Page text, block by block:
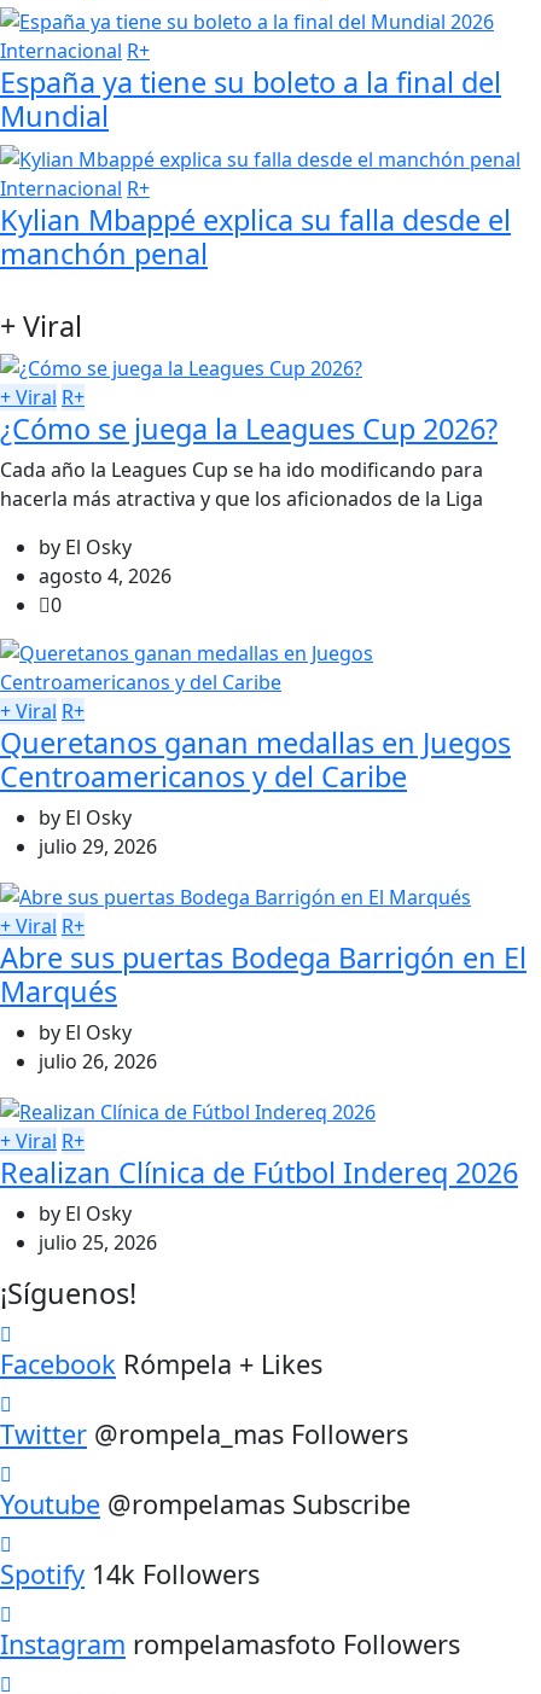
Internacional R+
España ya tiene su boleto a la final del
Mundial
Internacional R+
Kylian Mbappé explica su falla desde el
manchón penal
+ Viral
+ Viral R+
¿Cómo se juega la Leagues Cup 2026?
Cada año la Leagues Cup se ha ido modificando para
hacerla más atractiva y que los aficionados de la Liga
by El Osky
agosto 4, 2026
0
+ Viral R+
Queretanos ganan medallas en Juegos
Centroamericanos y del Caribe
by El Osky
julio 29, 2026
+ Viral R+
Abre sus puertas Bodega Barrigón en El
Marqués
by El Osky
julio 26, 2026
+ Viral R+
Realizan Clínica de Fútbol Indereq 2026
by El Osky
julio 25, 2026
¡Síguenos!
Facebook Rómpela + Likes
Twitter @rompela_mas Followers
Youtube @rompelamas Subscribe
Spotify 14k Followers
Instagram rompelamasfoto Followers